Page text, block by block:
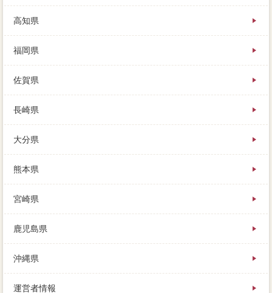
高知県
福岡県
佐賀県
長崎県
大分県
熊本県
宮崎県
鹿児島県
沖縄県
運営者情報